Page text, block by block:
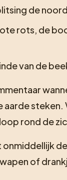
de
rots, de
van de
steken.
loop rond de
of